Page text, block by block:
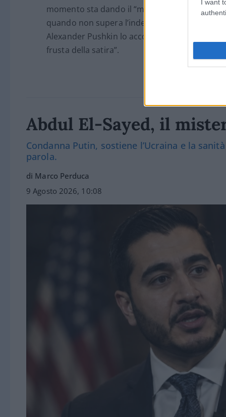
I want
momento sta dando il “meglio” di sé. La
quando non supera l’indecenza, fino a
Alexander Pushkin lo accompagna da sempre:
frusta della satira”.
Abdul El-Sayed, il
Condanna Putin, sostiene l’Ucraina e la
parola.
di Marco Perduca
9 Agosto 2026, 10:08